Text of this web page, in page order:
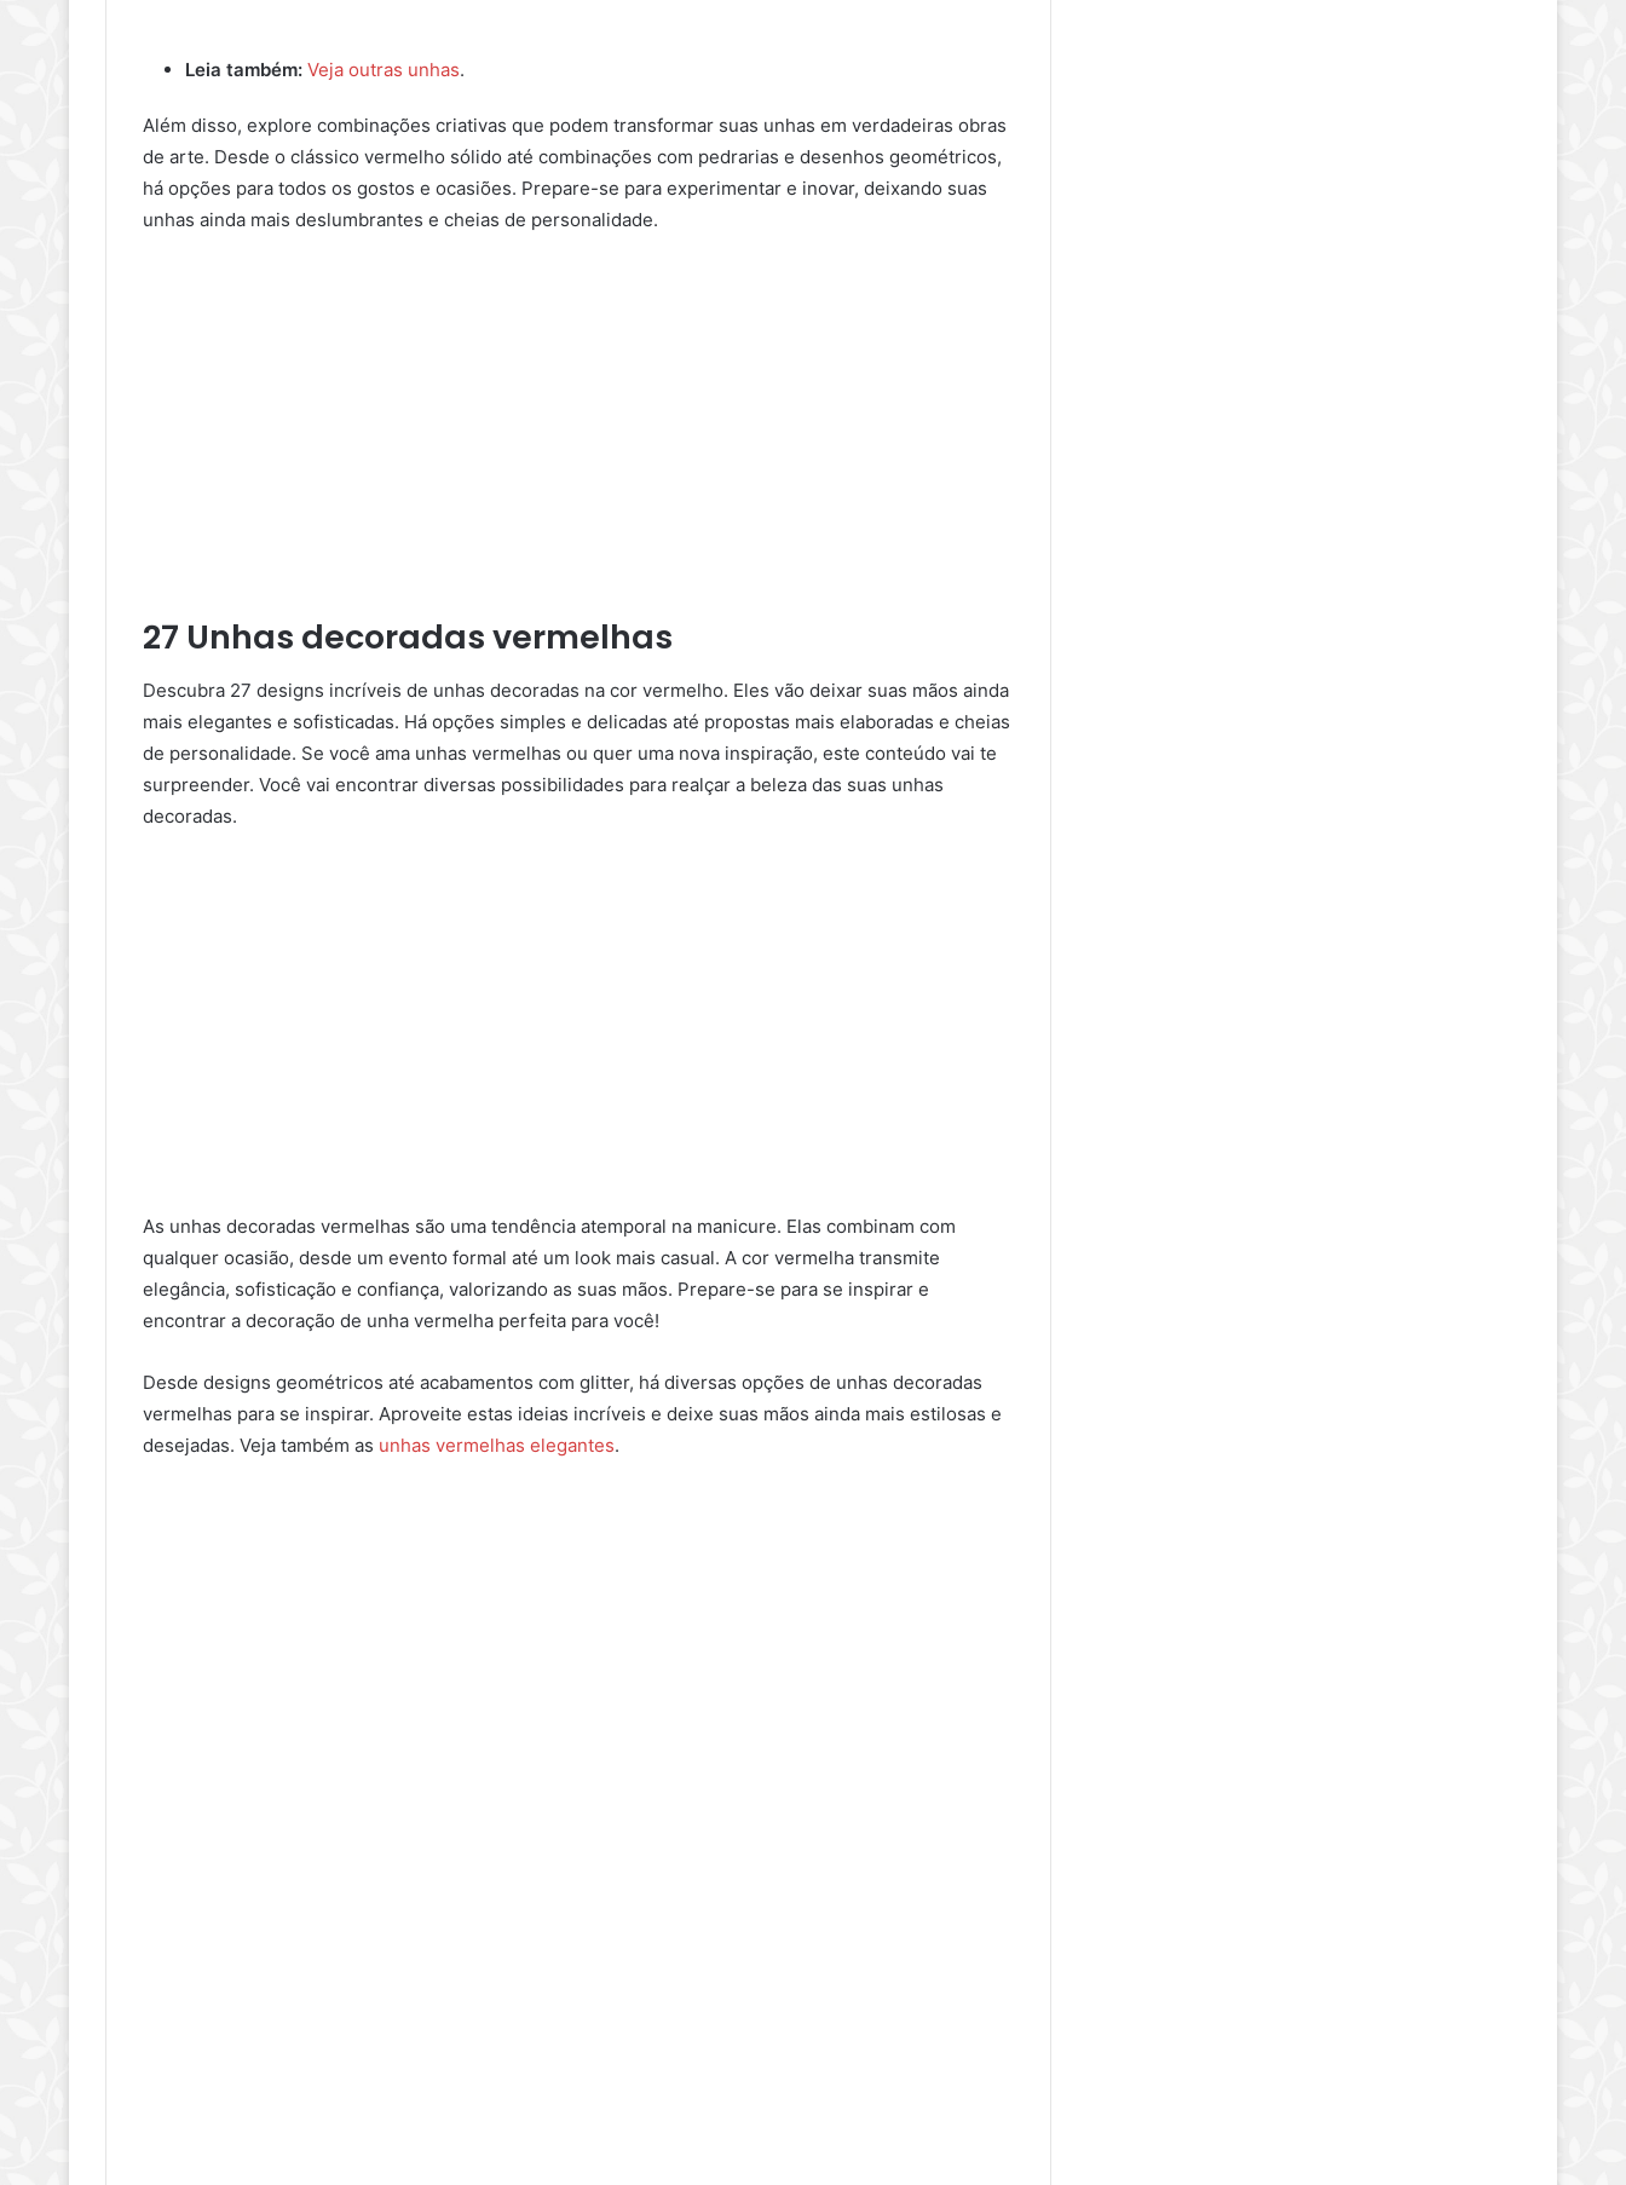
Leia também: Veja outras unhas.
Além disso, explore combinações criativas que podem transformar suas unhas em verdadeiras obras
de arte. Desde o clássico vermelho sólido até combinações com pedrarias e desenhos geométricos,
há opções para todos os gostos e ocasiões. Prepare-se para experimentar e inovar, deixando suas
unhas ainda mais deslumbrantes e cheias de personalidade.
27 Unhas decoradas vermelhas
Descubra 27 designs incríveis de unhas decoradas na cor vermelho. Eles vão deixar suas mãos ainda
mais elegantes e sofisticadas. Há opções simples e delicadas até propostas mais elaboradas e cheias
de personalidade. Se você ama unhas vermelhas ou quer uma nova inspiração, este conteúdo vai te
surpreender. Você vai encontrar diversas possibilidades para realçar a beleza das suas unhas
decoradas.
As unhas decoradas vermelhas são uma tendência atemporal na manicure. Elas combinam com
qualquer ocasião, desde um evento formal até um look mais casual. A cor vermelha transmite
elegância, sofisticação e confiança, valorizando as suas mãos. Prepare-se para se inspirar e
encontrar a decoração de unha vermelha perfeita para você!
Desde designs geométricos até acabamentos com glitter, há diversas opções de unhas decoradas
vermelhas para se inspirar. Aproveite estas ideias incríveis e deixe suas mãos ainda mais estilosas e
desejadas. Veja também as unhas vermelhas elegantes.